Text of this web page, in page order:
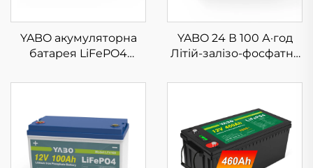
YABO акумуляторна
батарея LiFePO4
100 А·год, резервне
акумуляторна
установка для
зберігання енергії в
будинку, глибокі
YABO 24 В 100 А·год
Літій-залізо-фосфатна
високоякісний блок
зберігання сонячної
енергії, гольф-карів